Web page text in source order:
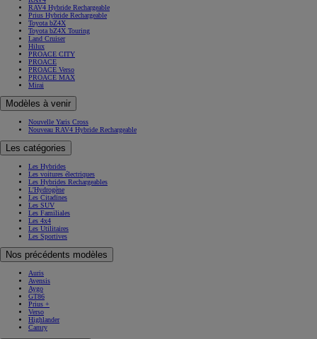
RAV4 Hybride Rechargeable
Prius Hybride Rechargeable
Toyota bZ4X
Toyota bZ4X Touring
Land Cruiser
Hilux
PROACE CITY
PROACE
PROACE Verso
PROACE MAX
Mirai
Modèles à venir
Nouvelle Yaris Cross
Nouveau RAV4 Hybride Rechargeable
Les catégories
Les Hybrides
Les voitures électriques
Les Hybrides Rechargeables
L'Hydrogène
Les Citadines
Les SUV
Les Familiales
Les 4x4
Les Utilitaires
Les Sportives
Nos précédents modèles
Auris
Avensis
Aygo
GT86
Prius +
Verso
Highlander
Camry